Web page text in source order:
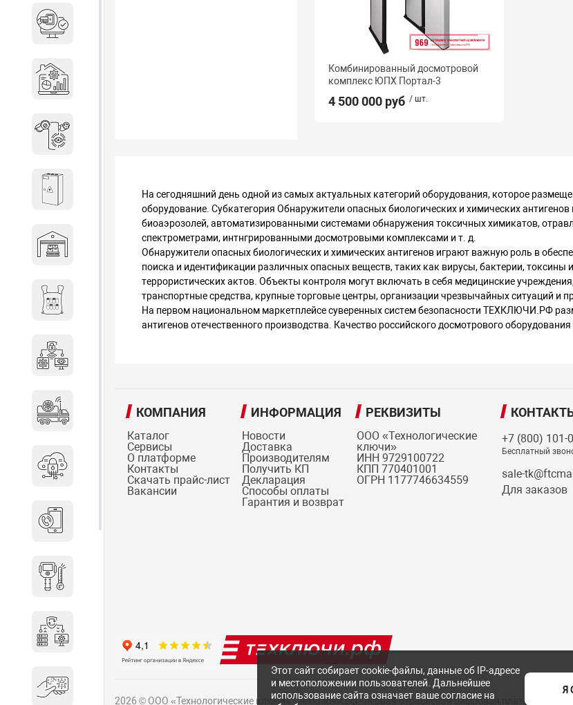
Системы электропитания
Складское оборудование
Снаряжение и экипировка
Специальные автомобили
Средства защиты информации
Комбинированный досмотровой
комплекс ЮПХ Портал-3
4 500 000 руб / шт.
На сегодняшний день одной из самых актуальных категорий оборудования, которое
оборудование. Субкатегория Обнаружители опасных биологических и химических
биоаэрозолей, автоматизированными системами обнаружения токсичных химикатов,
спектрометрами, интнгрированными досмотровыми комплексами и т. д.
Обнаружители опасных биологических и химических антигенов играют важную роль в
поиска и идентификации различных опасных веществ, таких как вирусы, бактерии,
террористических актов. Объекты контроля могут включать в себя медицинские
транспортные средства, крупные торговые центры, организации чрезвычайных ситуаций и
На первом национальном маркетплейсе суверенных систем безопасности ТЕХКЛЮЧИ.РФ
антигенов отечественного производства. Качество российского досмотрового
КОМПАНИЯ
Каталог
Сервисы
О платформе
Контакты
Скачать прайс-лист
Вакансии
ИНФОРМАЦИЯ
Новости
Доставка
Производителям
Получить КП
Декларация
Способы оплаты
Гарантия и возврат
РЕКВИЗИТЫ
ООО «Технологические
ключи»
ИНН 9729100722
КПП 770401001
ОГРН 1177746634559
+7 (800) 101-
Бесплатный
sale-
Для заказов
2026 © ООО «Технологические ключи» - Техключи.рф - первая отраслевая цифровая платформа
Этот сайт собирает cookie-файлы, данные об IP-адресе
и местоположении пользователей. Дальнейшее
использование сайта означает ваше согласие на
Я